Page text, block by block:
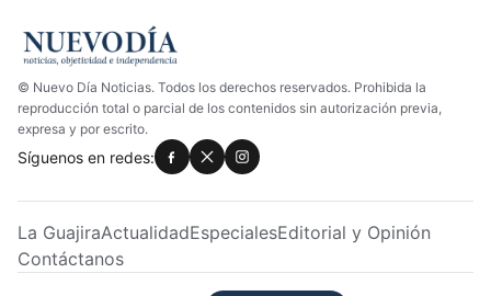
© Nuevo Día Noticias. Todos los derechos reservados. Prohibida la
reproducción total o parcial de los contenidos sin autorización previa,
expresa y por escrito.
Síguenos en redes:
La GuajiraActualidadEspecialesEditorial y Opinión
Contáctanos